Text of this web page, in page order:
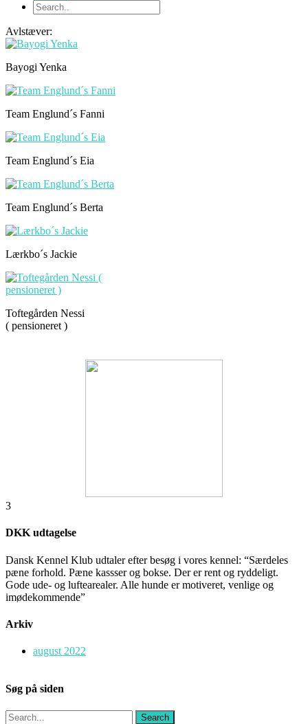
Avlstæver:
Bayogi Yenka
Team Englund´s Fanni
Team Englund´s Eia
Team Englund´s Berta
Lærkbo´s Jackie
Toftegården Nessi
( pensioneret )
3
DKK udtagelse
Dansk Kennel Klub udtaler efter besøg i vores kennel: “Særdeles
pæne forhold. Pæne kassser og bokse. Der er rent og ryddeligt.
Gode ude- og luftearealer. Alle hunde er motiveret, venlige og
imødekommende”
Arkiv
august 2022
Søg på siden